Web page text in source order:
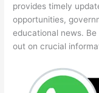
provides timely
opportunities,
educational news.
out on crucial